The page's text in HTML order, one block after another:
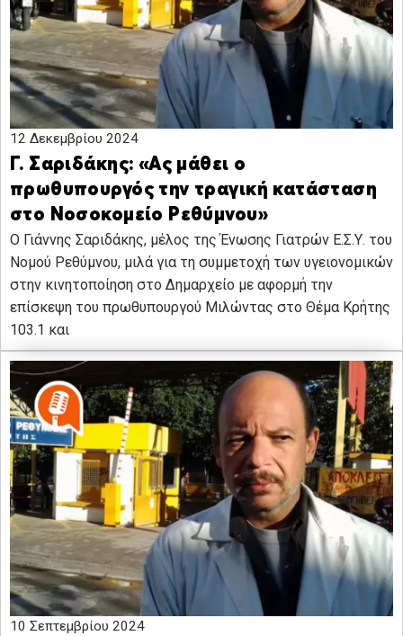
12 Δεκεμβρίου 2024
Γ. Σαριδάκης: «Ας μάθει ο
πρωθυπουργός την τραγική κατάσταση
στο Νοσοκομείο Ρεθύμνου»
Ο Γιάννης Σαριδάκης, μέλος της Ένωσης Γιατρών Ε.Σ.Υ. του
Νομού Ρεθύμνου, μιλά για τη συμμετοχή των υγειονομικών
στην κινητοποίηση στο Δημαρχείο με αφορμή την
επίσκεψη του πρωθυπουργού Μιλώντας στο Θέμα Κρήτης
103.1 και
10 Σεπτεμβρίου 2024